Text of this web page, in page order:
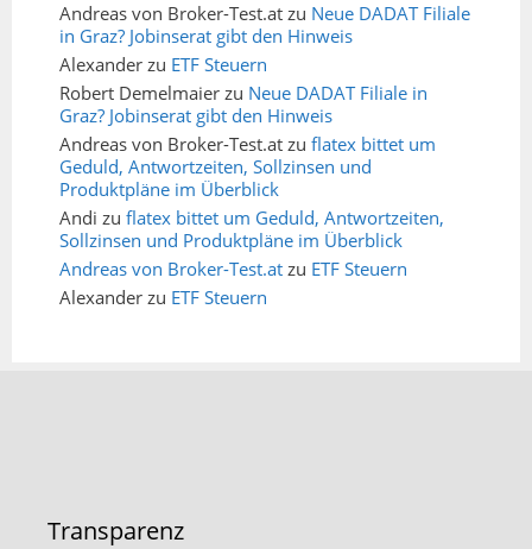
Andreas von Broker-Test.at zu Neue DADAT Filiale
in Graz? Jobinserat gibt den Hinweis
Alexander zu ETF Steuern
Robert Demelmaier zu Neue DADAT Filiale in
Graz? Jobinserat gibt den Hinweis
Andreas von Broker-Test.at zu flatex bittet um
Geduld, Antwortzeiten, Sollzinsen und
Produktpläne im Überblick
Andi zu flatex bittet um Geduld, Antwortzeiten,
Sollzinsen und Produktpläne im Überblick
Andreas von Broker-Test.at zu ETF Steuern
Alexander zu ETF Steuern
Transparenz